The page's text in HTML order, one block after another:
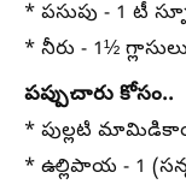
* పసుపు - 1 టీ
* నీరు - 1½ గ్లాసులు
పప్పుచారు కోసం..
* పుల్లటి
* ఉల్లిపాయ - 1